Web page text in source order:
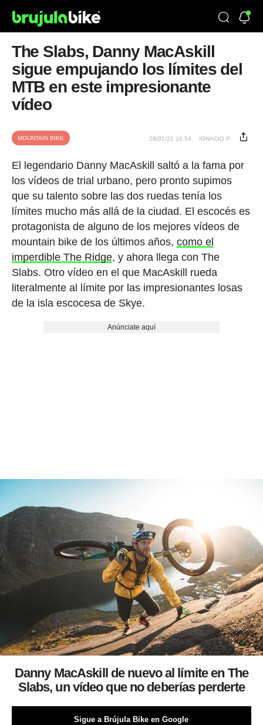
The Slabs, Danny MacAskill
sigue empujando los límites del
MTB en este impresionante
vídeo
MOUNTAIN BIKE 28/01/21 16:54 IGNACIO P.
El legendario Danny MacAskill saltó a la fama por
los vídeos de trial urbano, pero pronto supimos
que su talento sobre las dos ruedas tenía los
límites mucho más allá de la ciudad. El escocés es
protagonista de alguno de los mejores vídeos de
mountain bike de los últimos años, como el
imperdible The Ridge, y ahora llega con The
Slabs. Otro vídeo en el que MacAskill rueda
literalmente al límite por las impresionantes losas
de la isla escocesa de Skye.
Anúnciate aquí
Danny MacAskill de nuevo al límite en The
Slabs, un vídeo que no deberías perderte
Sigue a Brújula Bike en Google